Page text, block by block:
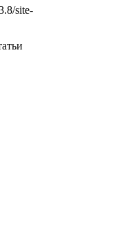
site-